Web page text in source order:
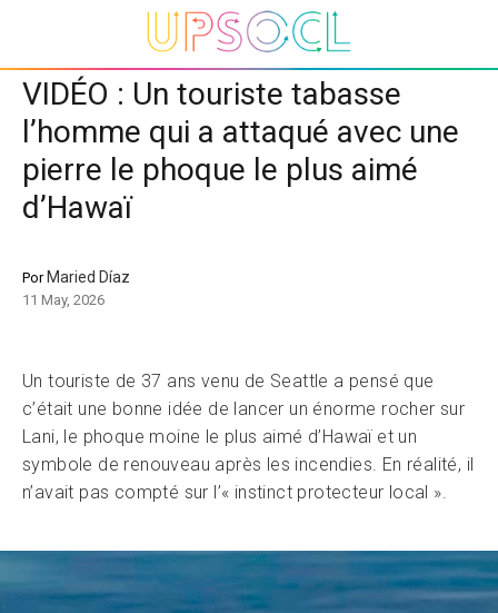
VIDÉO : Un touriste tabasse
l’homme qui a attaqué avec une
pierre le phoque le plus aimé
d’Hawaï
Por Maried Díaz
11 May, 2026
Un touriste de 37 ans venu de Seattle a pensé que
c’était une bonne idée de lancer un énorme rocher sur
Lani, le phoque moine le plus aimé d’Hawaï et un
symbole de renouveau après les incendies. En réalité, il
n’avait pas compté sur l’« instinct protecteur local ».